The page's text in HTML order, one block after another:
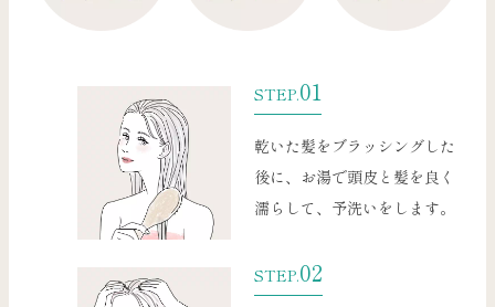
STEP.01
乾いた髪をブラッシングした
後に、お湯で頭皮と髪を良く
濡らして、予洗いをします。
STEP.02